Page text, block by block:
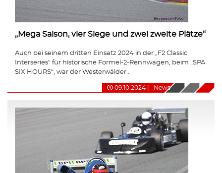
„Mega Saison, vier Siege und zwei zweite Plätze“
Auch bei seinem dritten Einsatz 2024 in der „F2 Classic
Interseries“ für historische Formel-2-Rennwagen, beim „SPA
SIX HOURS“, war der Westerwälder...
09.10.2024 News